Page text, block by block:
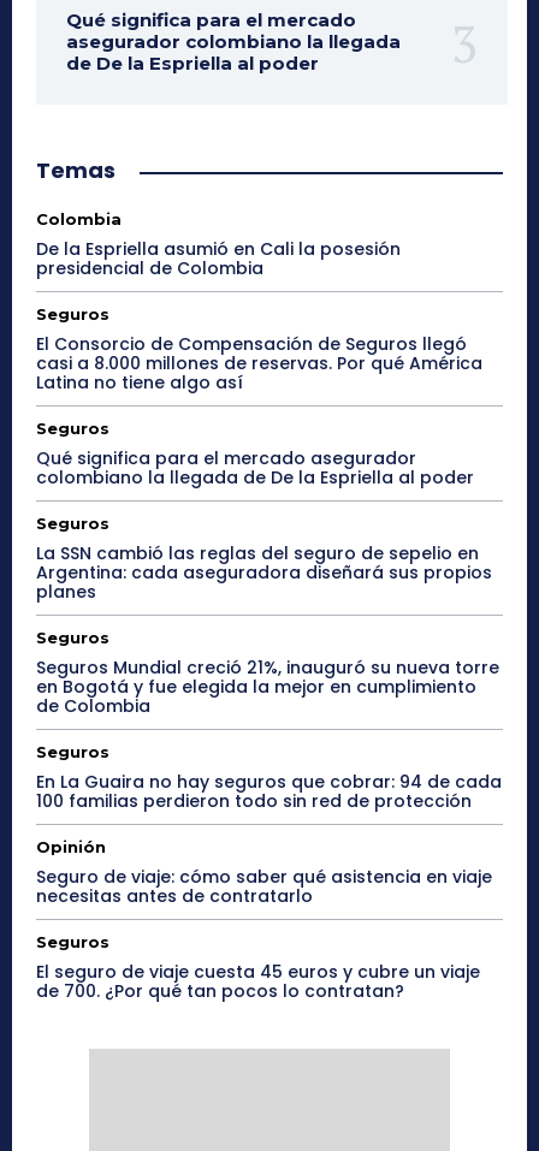
Qué significa para el mercado
asegurador colombiano la llegada
de De la Espriella al poder
Temas
Colombia
De la Espriella asumió en Cali la posesión
presidencial de Colombia
Seguros
El Consorcio de Compensación de Seguros llegó
casi a 8.000 millones de reservas. Por qué América
Latina no tiene algo así
Seguros
Qué significa para el mercado asegurador
colombiano la llegada de De la Espriella al poder
Seguros
La SSN cambió las reglas del seguro de sepelio en
Argentina: cada aseguradora diseñará sus propios
planes
Seguros
Seguros Mundial creció 21%, inauguró su nueva torre
en Bogotá y fue elegida la mejor en cumplimiento
de Colombia
Seguros
En La Guaira no hay seguros que cobrar: 94 de cada
100 familias perdieron todo sin red de protección
Opinión
Seguro de viaje: cómo saber qué asistencia en viaje
necesitas antes de contratarlo
Seguros
El seguro de viaje cuesta 45 euros y cubre un viaje
de 700. ¿Por qué tan pocos lo contratan?